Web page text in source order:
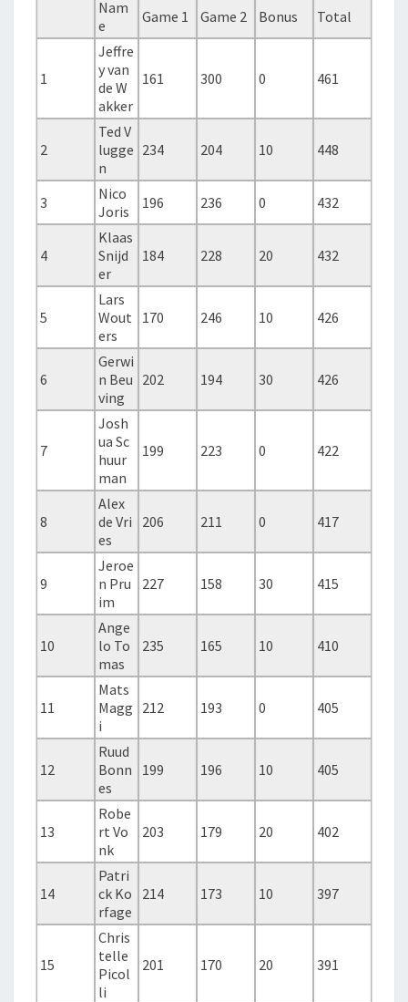
Nam
e
Game 1 Game 2 Bonus Total
1
Jeffre
y van
de W
akker
161 300 0 461
2
Ted V
lugge
n
234 204 10 448
3
Nico
Joris
196 236 0 432
4
Klaas
Snijd
er
184 228 20 432
5
Lars
Wout
ers
170 246 10 426
6
Gerwi
n Beu
ving
202 194 30 426
7
Josh
ua Sc
huur
man
199 223 0 422
8
Alex
de Vri
es
206 211 0 417
9
Jeroe
n Pru
im
227 158 30 415
10
Ange
lo To
mas
235 165 10 410
11
Mats
Magg
i
212 193 0 405
12
Ruud
Bonn
es
199 196 10 405
13
Robe
rt Vo
nk
203 179 20 402
14
Patri
ck Ko
rfage
214 173 10 397
15
Chris
telle
Picol
li
201 170 20 391